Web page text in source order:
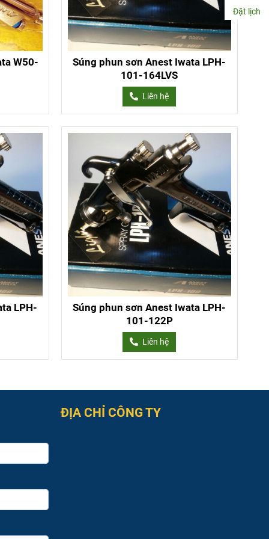
W50-
Súng phun sơn Anest Iwata LPH-
101-164LVS
Liên hệ
LPH-
Súng phun sơn Anest Iwata LPH-
101-122P
Liên hệ
ĐỊA CHỈ CÔNG TY
Đặt lịch